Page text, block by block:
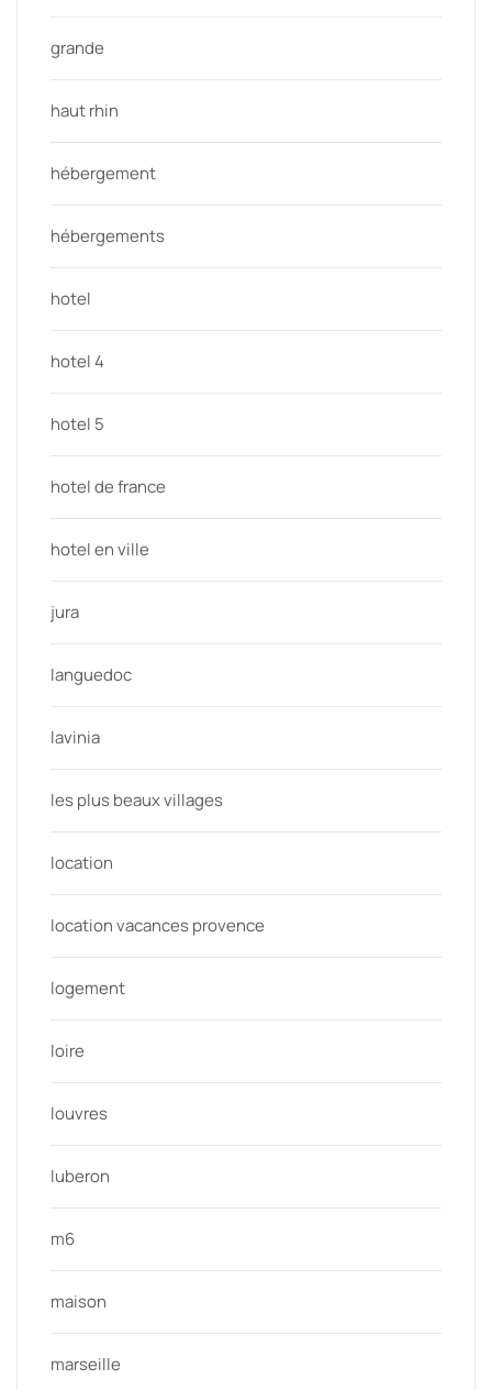
grande
haut rhin
hébergement
hébergements
hotel
hotel 4
hotel 5
hotel de france
hotel en ville
jura
languedoc
lavinia
les plus beaux villages
location
location vacances provence
logement
loire
louvres
luberon
m6
maison
marseille